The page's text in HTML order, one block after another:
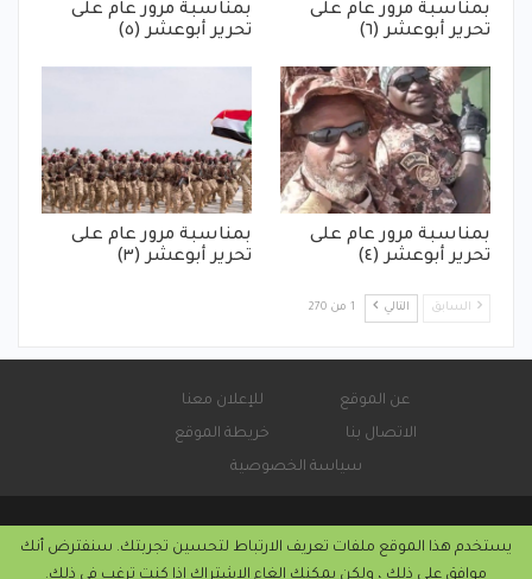
بمناسبة مرور عام على
تحرير أبوعشر (٦)
بمناسبة مرور عام على
تحرير أبوعشر (٥)
بمناسبة مرور عام على
تحرير أبوعشر (٤)
بمناسبة مرور عام على
تحرير أبوعشر (٣)
السابق التالي 1 من 270
عن الموقع
للإعلان معنا
الاتصال بنا
خريطة الموقع
سياسة الخصوصية
يستخدم هذا الموقع ملفات تعريف الارتباط لتحسين تجربتك. سنفترض أنك
موافق على ذلك ، ولكن يمكنك إلغاء الاشتراك إذا كنت ترغب في ذلك.